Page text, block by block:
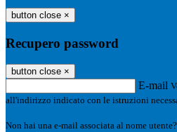
button close ×
Recupero password
button close ×
E-mail
all'indirizzo indicato con le istruzioni
Non hai una e-mail associata al nome